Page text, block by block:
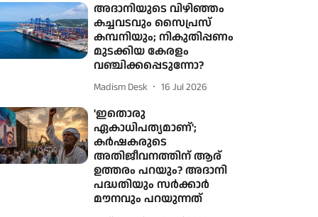
അദാനിയുടെ വിഴിഞ്ഞം
കച്ചവടവും സൈപ്രസ്
കമ്പനിയും; നികുതിപ്പണം
മുടക്കിയ കേരളം
വഞ്ചിക്കപ്പെടുന്നോ?
Madism Desk 16 Jul 2026
'ഇതൊരു
ഏകാധിപത്യമാണ്';
കര്‍ഷകരുടെ
അതിജീവനത്തിന് ആര്
ഉത്തരം പറയും? അദാനി
പദ്ധതിയും സര്‍ക്കാര്‍
മൗനവും പറയുന്നത്